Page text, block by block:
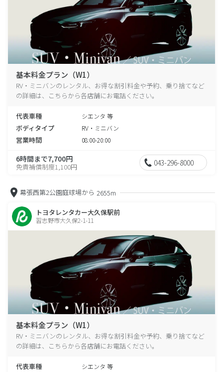
基本料金プラン（W1）
RV・ミニバンのレンタル、お得な割引料金や予約、乗り捨てなど
の詳細は、こちらから各店舗にお電話ください。
代表車種 シエンタ 等
ボディタイプ RV・ミニバン
営業時間 08:00-20:00
6時間まで7,700円
免責補償制度1,100円 043-296-8000
幕張西第2公園庭球場から 2655m
トヨタレンタカー大久保駅前
習志野市大久保2-1-11
基本料金プラン（W1）
RV・ミニバンのレンタル、お得な割引料金や予約、乗り捨てなど
の詳細は、こちらから各店舗にお電話ください。
代表車種 シエンタ 等